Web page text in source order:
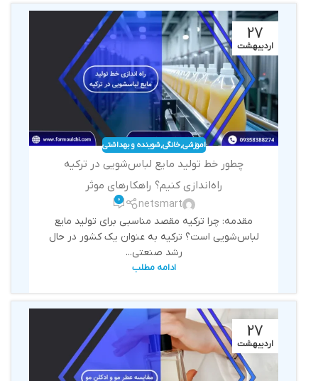
27
اردیبهشت
اموزشی,خانگی,شوینده و بهداشتی
چطور خط تولید مایع لباس‌شویی در ترکیه
راه‌اندازی کنیم؟ راهکارهای موثر
netsmart
0
مقدمه: چرا ترکیه مقصد مناسبی برای تولید مایع
لباس‌شویی است؟ ترکیه به عنوان یک کشور در حال
رشد صنعتی...
ادامه مطلب
27
اردیبهشت